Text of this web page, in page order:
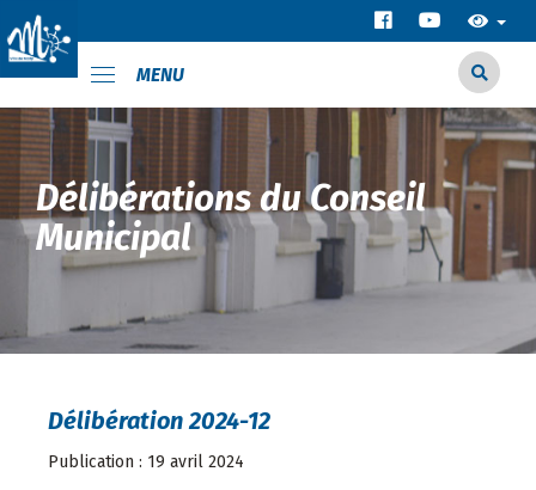
MENU
Délibérations du Conseil
Municipal
Délibération 2024-12
Publication : 19 avril 2024